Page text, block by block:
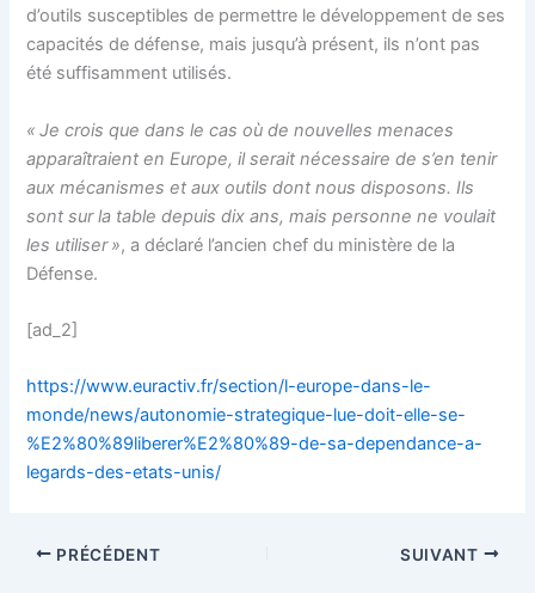
d’outils susceptibles de permettre le développement de ses
capacités de défense, mais jusqu’à présent, ils n’ont pas
été suffisamment utilisés.
« Je crois que dans le cas où de nouvelles menaces
apparaîtraient en Europe, il serait nécessaire de s’en tenir
aux mécanismes et aux outils dont nous disposons. Ils
sont sur la table depuis dix ans, mais personne ne voulait
les utiliser », a déclaré l’ancien chef du ministère de la
Défense.
[ad_2]
https://www.euractiv.fr/section/l-europe-dans-le-
monde/news/autonomie-strategique-lue-doit-elle-se-
%E2%80%89liberer%E2%80%89-de-sa-dependance-a-
legards-des-etats-unis/
PRÉCÉDENT SUIVANT